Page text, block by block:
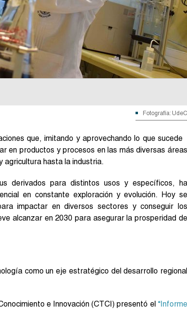
Fotografía: UdeC
que, imitando y aprovechando lo que sucede
en productos y procesos en las más diversas áreas
agricultura hasta la industria.
derivados para distintos usos y específicos, ha
en constante exploración y evolución. Hoy se
impactar en diversos sectores y conseguir los
alcanzar en 2030 para asegurar la prosperidad de
como un eje estratégico del desarrollo regional
e Innovación (CTCI) presentó el “Informe